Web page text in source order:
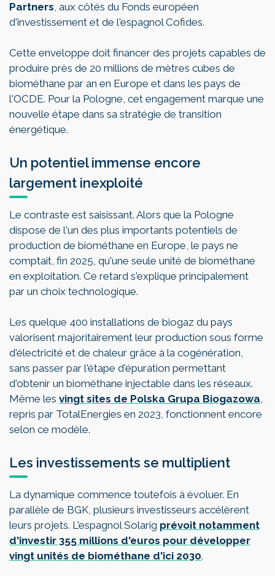
Partners, aux côtés du Fonds européen
d'investissement et de l'espagnol Cofides.
Cette enveloppe doit financer des projets capables de
produire près de 20 millions de mètres cubes de
biométhane par an en Europe et dans les pays de
l'OCDE. Pour la Pologne, cet engagement marque une
nouvelle étape dans sa stratégie de transition
énergétique.
Un potentiel immense encore
largement inexploité
Le contraste est saisissant. Alors que la Pologne
dispose de l'un des plus importants potentiels de
production de biométhane en Europe, le pays ne
comptait, fin 2025, qu'une seule unité de biométhane
en exploitation. Ce retard s'explique principalement
par un choix technologique.
Les quelque 400 installations de biogaz du pays
valorisent majoritairement leur production sous forme
d'électricité et de chaleur grâce à la cogénération,
sans passer par l'étape d'épuration permettant
d'obtenir un biométhane injectable dans les réseaux.
Même les vingt sites de Polska Grupa Biogazowa,
repris par TotalEnergies en 2023, fonctionnent encore
selon ce modèle.
Les investissements se multiplient
La dynamique commence toutefois à évoluer. En
parallèle de BGK, plusieurs investisseurs accélèrent
leurs projets. L'espagnol Solarig prévoit notamment
d'investir 355 millions d'euros pour développer
vingt unités de biométhane d'ici 2030.